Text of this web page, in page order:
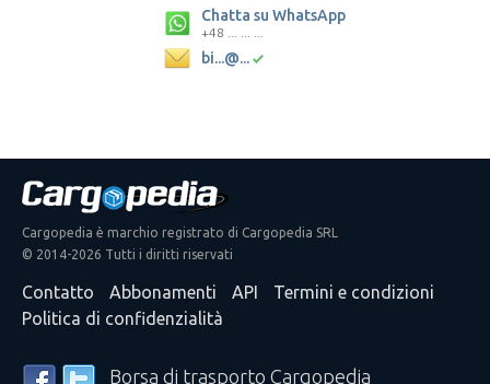
Chatta su WhatsApp
+48 ... ... ...
bi...@...
Cargopedia è marchio registrato di Cargopedia SRL
© 2014-2026 Tutti i diritti riservati
Contatto Abbonamenti API
Termini e condizioni
Politica di confidenzialità
Borsa di trasporto Cargopedia